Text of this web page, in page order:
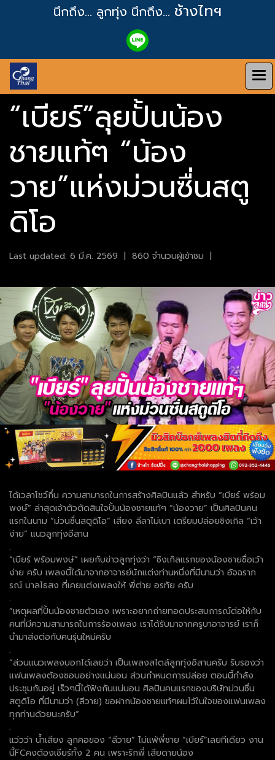
นึกถึง... ลูกทุ่ง นึกถึง... ช้างไทฯ
“เบียร์”ลุยปั้นน้อง
ชายแท้ๆ “น้อง
วาย”แห่งม่วนซื่นสตู
ดิโอ
Last updated: 6 มี.ค. 2569 | 860 จำนวนผู้เข้าชม |
ได้เวลาโชว์กึ๋น ความสามารถในการสร้างศิลปินแล้ว สำหรับ “เบียร์ พร้อม
พงษ์” ล่าสุดเจ้าตัวตัดสินใจปั้นน้องชายแท้ๆ “น้องวาย” เป็นศิลปินคน
แรกในนาม “ม่วนซื่นสตูดิโอ” เสียง ลีลาไม่เบา เตรียมปล่อยซิงเกิล “เว้า
ง่าย” แนวลูกทุ่งอีสาน
.
“เบียร์ พร้อมพงษ์” เผยกับข่าวลูกทุ่งว่า “ซิงเกิลแรกของน้องชายชื่อเว้า
ง่าย ครับ เพลงนี้ได้มาจากอาจารย์นักแต่งท่านหนึ่งที่มีนามว่า อัจฉราภ
รณ์ บาลไธสง ที่เคยแต่งเพลงให้ พี่ต่าย อรทัย ครับ
.
“เหตุผลที่ปั้นน้องชายตัวเอง เพราะอยากถ่ายทอดประสบการณ์ต่อให้กับ
คนที่มีความสามารถในการร้องเพลง เราได้รับมาจากครูบาอาจารย์ เราก็
นำมาส่งต่อกับคนรุ่นใหม่ครับ
.
“ส่วนแนวเพลงบอกได้เลยว่า เป็นเพลงสไตล์ลูกทุ่งอิสานครับ รับรองว่า
แฟนเพลงต้องชอบอย่างแน่นอน ส่วนกำหนดการปล่อย ตอนนี้กำลัง
ประชุมกันอยู่ เร็วๆนี้ได้ฟังกันแน่นอน ศิลปินคนแรกของบริษัทม่วนซื่น
สตูดิโอ ที่มีนามว่า (ลีวาย) ขอฝากน้องชายแท้ๆผมไว้ในใจของแฟนเพลง
ทุกท่านด้วยนะครับ”
.
แว่วว่า น้ำเสียง ลูกคอของ “ลีวาย” ไม่แพ้พี่ชาย “เบียร์”เลยทีเดียว งาน
นี้FCคงต้องเชียร์ทั้ง 2 คน เพราะรักพี่ เสียดายน้อง